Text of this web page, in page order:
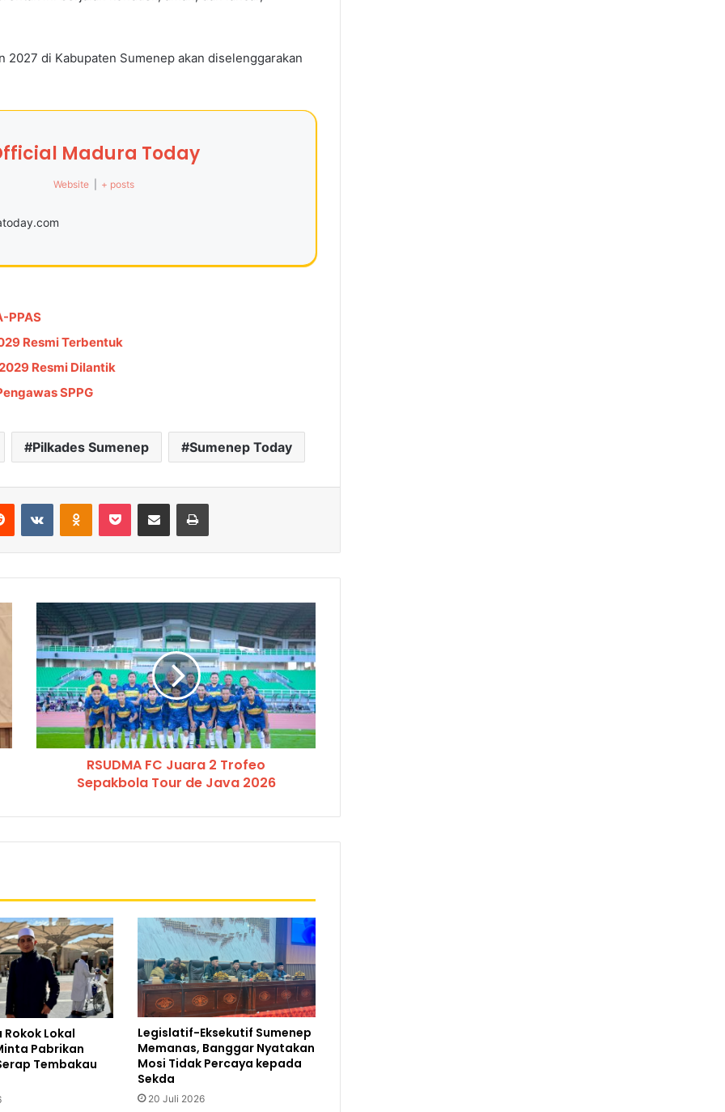
di Kabupaten Sumenep akan diselenggarakan
Madura Today
Website + posts
PPAS
Resmi Terbentuk
Resmi Dilantik
SPPG
Pilkades Sumenep Sumenep Today
RSUDMA FC Juara 2 Trofeo
Sepakbola Tour de Java 2026
Rokok Lokal
Pabrikan
Tembakau
Legislatif-Eksekutif Sumenep
Memanas, Banggar Nyatakan
Mosi Tidak Percaya kepada
Sekda
20 Juli 2026